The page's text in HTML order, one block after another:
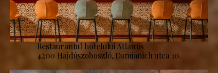
Restaurantul hotelului Atlantis
4200 Hajdúszoboszló, Damjanich utca 10.